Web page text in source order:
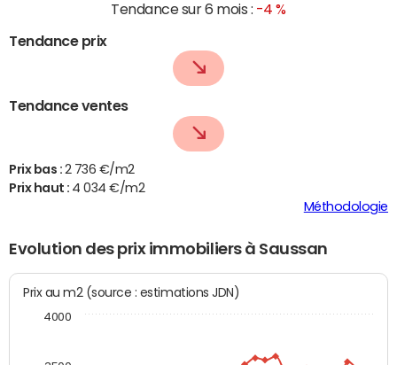
Tendance sur 6 mois : -4 %
Tendance prix
Tendance ventes
Prix bas : 2 736 €/m2
Prix haut : 4 034 €/m2
Méthodologie
Evolution des prix immobiliers à Saussan
Prix au m2 (source : estimations JDN)
4000